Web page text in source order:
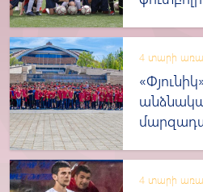
4 տարի
4 տարի